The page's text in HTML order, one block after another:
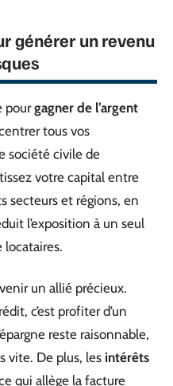
générer un revenu
pourgagner de l’argent
tous vos
société civile de
votre capital entre
secteurs et régions, en
l’exposition à un seul
locataires.
un allié précieux.
c’est profiter d’un
reste raisonnable,
vite. De plus, les intérêts
qui allège la facture